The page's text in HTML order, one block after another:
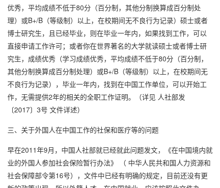
优秀，平均成绩不低于80分（百分制，其他分制换算成百分制处
理）或B+/B（等级制）以上，在校期间无不良行为记录）硕士或者
博士研究生，且已经毕业，则在毕业一年内，如果找到工作，可以
直接申请工作许可；或者你在世界著名的大学就读硕士或者博士研
究生，成绩优秀（学习成绩优秀，平均成绩不低于80分（百分制，
其他分制换算成百分制处理）或B+/B（等级制）以上，在校期间无
不良行为记录），毕业一年内，找到在中国工作单位，可以开始工
作，无需提供2年的相关的全职工作证明。（详见 人社部发
〔2017〕3号 文件详述）
三、关于外国人在中国工作的社保和医疗等的问题
早在2011年9月，中国人社部就已经就此问题发文，《在中国境内就
业的外国人参加社会保险暂行办法》 （ 中华人民共和国人力资源和
社会保障部令第16号），文件中已经有明确的规定，目前还没有更